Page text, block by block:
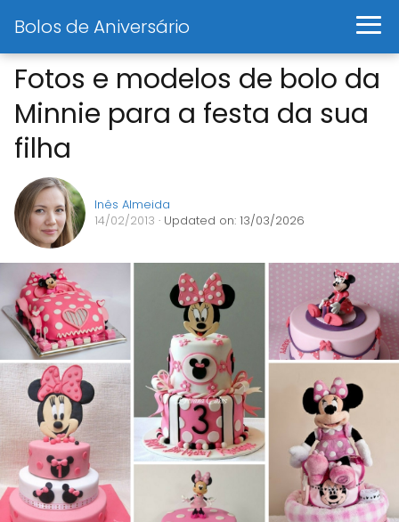
Bolos de Aniversário
Fotos e modelos de bolo da
Minnie para a festa da sua
filha
Inês Almeida
14/02/2013 · Updated on: 13/03/2026